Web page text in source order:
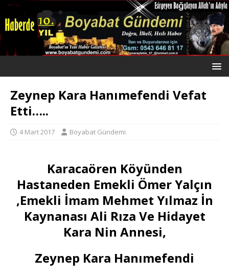
Zeynep Kara Hanımefendi Vefat
Etti…..
4 Mart 2017 Boyabat Gündemi
Karacaören Köyünden
Hastaneden Emekli Ömer Yalçın
,Emekli İmam Mehmet Yılmaz İn
Kaynanası Ali Rıza Ve Hidayet
Kara Nin Annesi,
Zeynep Kara Hanımefendi